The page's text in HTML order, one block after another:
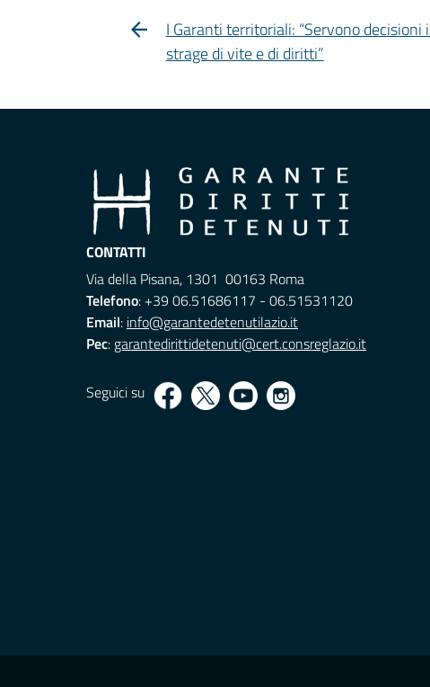
I Garanti territoriali: “Servono
strage di vite e di diritti”
CONTATTI
Via della Pisana, 1301 00163 Roma
Telefono: +39 06.51686117 - 06.51531120
Email: info@garantedetenutilazio.it
Pec: garantedirittidetenuti@cert.consreglazio.it
Seguici su